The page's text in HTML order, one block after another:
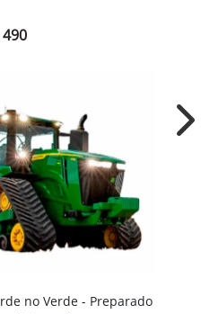
490
no Verde - Preparado